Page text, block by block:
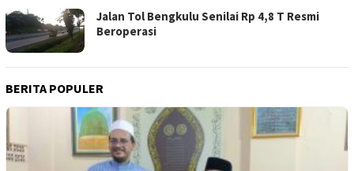
Jalan Tol Bengkulu Senilai Rp 4,8 T Resmi
Beroperasi
BERITA POPULER